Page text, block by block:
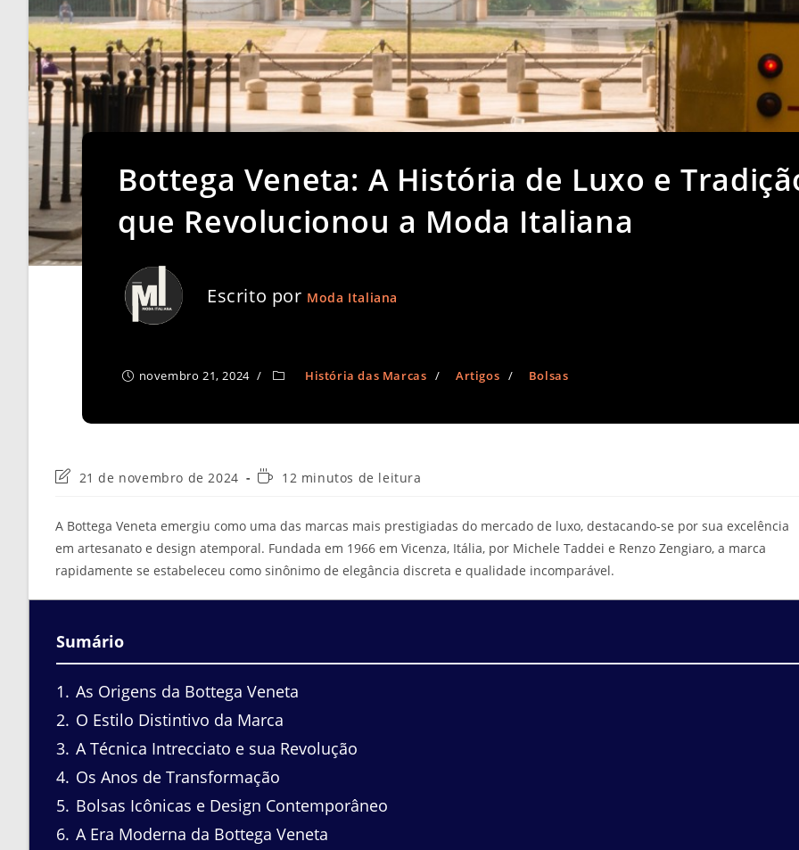
Bottega Veneta: A História de Luxo e
que Revolucionou a Moda Italiana
Escrito por Moda Italiana
novembro 21, 2024 História das Marcas / Artigos / Bolsas
Última
post:
21 de novembro de 2024
Tempo12 minutos de leitura
A Bottega Veneta emergiu como uma das marcas mais prestigiadas do mercado de luxo, destacando-se por sua excelência
em artesanato e design atemporal. Fundada em 1966 em Vicenza, Itália, por Michele Taddei e Renzo Zengiaro, a marca
rapidamente se estabeleceu como sinônimo de elegância discreta e qualidade incomparável.
Sumário
1
As Origens da Bottega Veneta
2 O Estilo Distintivo da Marca
3 A Técnica Intrecciato e sua Revolução
4 Os Anos de Transformação
5 Bolsas Icônicas e Design Contemporâneo
6 A Era Moderna da Bottega Veneta